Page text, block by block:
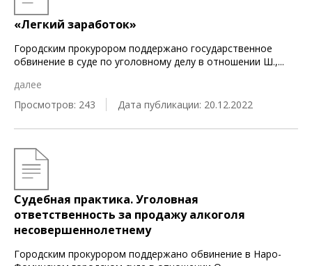
«Легкий заработок»
Городским прокурором поддержано государственное
обвинение в суде по уголовному делу в отношении Ш.,...
далее
Просмотров: 243
Дата публикации: 20.12.2022
Судебная практика. Уголовная
ответственность за продажу алкоголя
несовершеннолетнему
Городским прокурором поддержано обвинение в Наро-